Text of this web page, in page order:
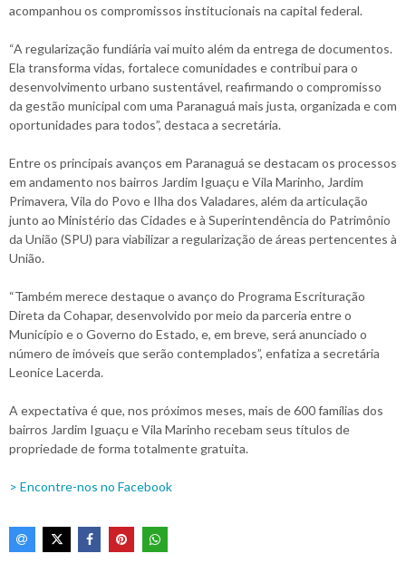
acompanhou os compromissos institucionais na capital federal.
“A regularização fundiária vai muito além da entrega de documentos.
Ela transforma vidas, fortalece comunidades e contribui para o
desenvolvimento urbano sustentável, reafirmando o compromisso
da gestão municipal com uma Paranaguá mais justa, organizada e com
oportunidades para todos”, destaca a secretária.
Entre os principais avanços em Paranaguá se destacam os processos
em andamento nos bairros Jardim Iguaçu e Vila Marinho, Jardim
Primavera, Vila do Povo e Ilha dos Valadares, além da articulação
junto ao Ministério das Cidades e à Superintendência do Patrimônio
da União (SPU) para viabilizar a regularização de áreas pertencentes à
União.
“Também merece destaque o avanço do Programa Escrituração
Direta da Cohapar, desenvolvido por meio da parceria entre o
Município e o Governo do Estado, e, em breve, será anunciado o
número de imóveis que serão contemplados”, enfatiza a secretária
Leonice Lacerda.
A expectativa é que, nos próximos meses, mais de 600 famílias dos
bairros Jardim Iguaçu e Vila Marinho recebam seus títulos de
propriedade de forma totalmente gratuita.
> Encontre-nos no Facebook